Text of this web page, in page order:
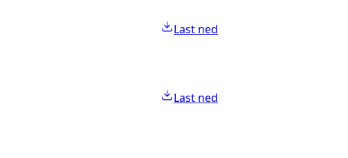
Last ned
Last ned